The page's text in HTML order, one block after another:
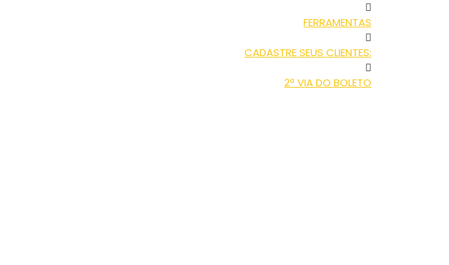
FERRAMENTAS
CADASTRE SEUS CLIENTES:
2ª VIA DO BOLETO